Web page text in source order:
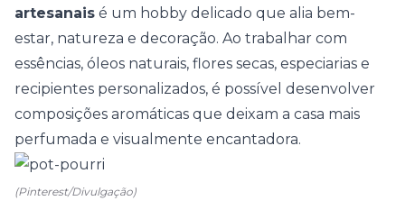
artesanais é um hobby delicado que alia bem-
estar, natureza e decoração. Ao trabalhar com
essências, óleos naturais, flores secas, especiarias e
recipientes personalizados, é possível desenvolver
composições aromáticas que deixam a casa mais
perfumada e visualmente encantadora.
(Pinterest/Divulgação)